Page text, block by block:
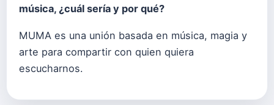
música, ¿cuál sería y por qué?
MUMA es una unión basada en música, magia y
arte para compartir con quien quiera
escucharnos.